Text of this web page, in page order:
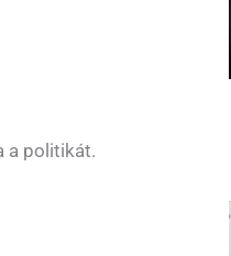
a politikát.